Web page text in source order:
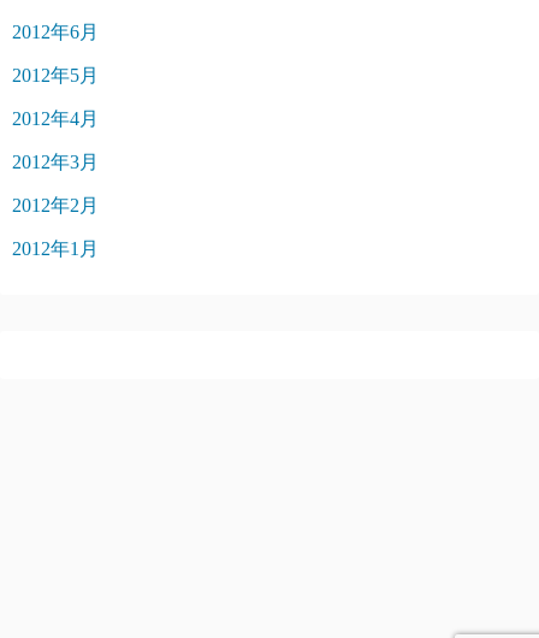
2012年6月
2012年5月
2012年4月
2012年3月
2012年2月
2012年1月